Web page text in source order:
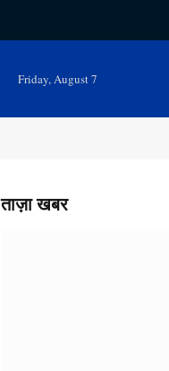
Friday, August 7
ताज़ा खबर